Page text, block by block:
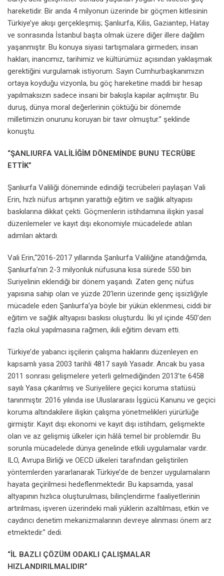
hareketidir. Bir anda 4 milyonun üzerinde bir göçmen kitlesinin
Türkiye’ye akışı gerçekleşmiş; Şanlıurfa, Kilis, Gaziantep, Hatay
ve sonrasında İstanbul başta olmak üzere diğer illere dağılım
yaşanmıştır. Bu konuya siyasi tartışmalara girmeden; insan
hakları, inancımız, tarihimiz ve kültürümüz açısından yaklaşmak
gerektiğini vurgulamak istiyorum. Sayın Cumhurbaşkanımızın
ortaya koyduğu vizyonla, bu göç hareketine maddi bir hesap
yapılmaksızın sadece insani bir bakışla kapılar açılmıştır. Bu
duruş, dünya moral değerlerinin çöktüğü bir dönemde
milletimizin onurunu koruyan bir tavır olmuştur.” şeklinde
konuştu.
“ŞANLIURFA VALİLİĞİM DÖNEMİNDE BUNU TECRÜBE
ETTİK”
Şanlıurfa Valiliği döneminde edindiği tecrübeleri paylaşan Vali
Erin, hızlı nüfus artışının yarattığı eğitim ve sağlık altyapısı
baskılarına dikkat çekti. Göçmenlerin istihdamına ilişkin yasal
düzenlemeler ve kayıt dışı ekonomiyle mücadelede atılan
adımları aktardı.
Vali Erin,“2016-2017 yıllarında Şanlıurfa Valiliğine atandığımda,
Şanlıurfa’nın 2-3 milyonluk nüfusuna kısa sürede 550 bin
Suriyelinin eklendiği bir dönem yaşandı. Zaten genç nüfus
yapısına sahip olan ve yüzde 20’lerin üzerinde genç işsizliğiyle
mücadele eden Şanlıurfa’ya böyle bir yükün eklenmesi, ciddi bir
eğitim ve sağlık altyapısı baskısı oluşturdu. İki yıl içinde 450’den
fazla okul yapılmasına rağmen, ikili eğitim devam etti.
Türkiye’de yabancı işçilerin çalışma haklarını düzenleyen en
kapsamlı yasa 2003 tarihli 4817 sayılı Yasadır. Ancak bu yasa
2011 sonrası gelişmelere yeterli gelmediğinden 2013’te 6458
sayılı Yasa çıkarılmış ve Suriyelilere geçici koruma statüsü
tanınmıştır. 2016 yılında ise Uluslararası İşgücü Kanunu ve geçici
koruma altındakilere ilişkin çalışma yönetmelikleri yürürlüğe
girmiştir. Kayıt dışı ekonomi ve kayıt dışı istihdam, gelişmekte
olan ve az gelişmiş ülkeler için hâlâ temel bir problemdir. Bu
sorunla mücadelede dünya genelinde etkili uygulamalar vardır.
ILO, Avrupa Birliği ve OECD ülkeleri tarafından geliştirilen
yöntemlerden yararlanarak Türkiye’de de benzer uygulamaların
hayata geçirilmesi hedeflenmektedir. Bu kapsamda, yasal
altyapının hızlıca oluşturulması, bilinçlendirme faaliyetlerinin
artırılması, işveren üzerindeki mali yüklerin azaltılması, etkin ve
caydırıcı denetim mekanizmalarının devreye alınması önem arz
etmektedir.” dedi.
“İL BAZLI ÇÖZÜM ODAKLI ÇALIŞMALAR
HIZLANDIRILMALIDIR”